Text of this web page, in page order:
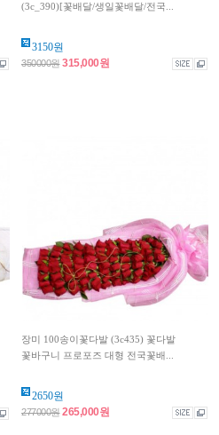
(3c_390)[꽃배달/생일꽃배달/전국...
3150원
350000원315,000원
장미 100송이꽃다발 (3c435) 꽃다발
꽃바구니 프로포즈 대형 전국꽃배...
2650원
277000원265,000원